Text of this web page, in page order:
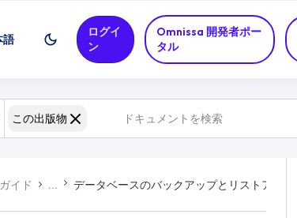
Omnissa 開発者ポー
タル
語
ログイ
ン
この出版物
イド ... データベースのバックアップとリストア